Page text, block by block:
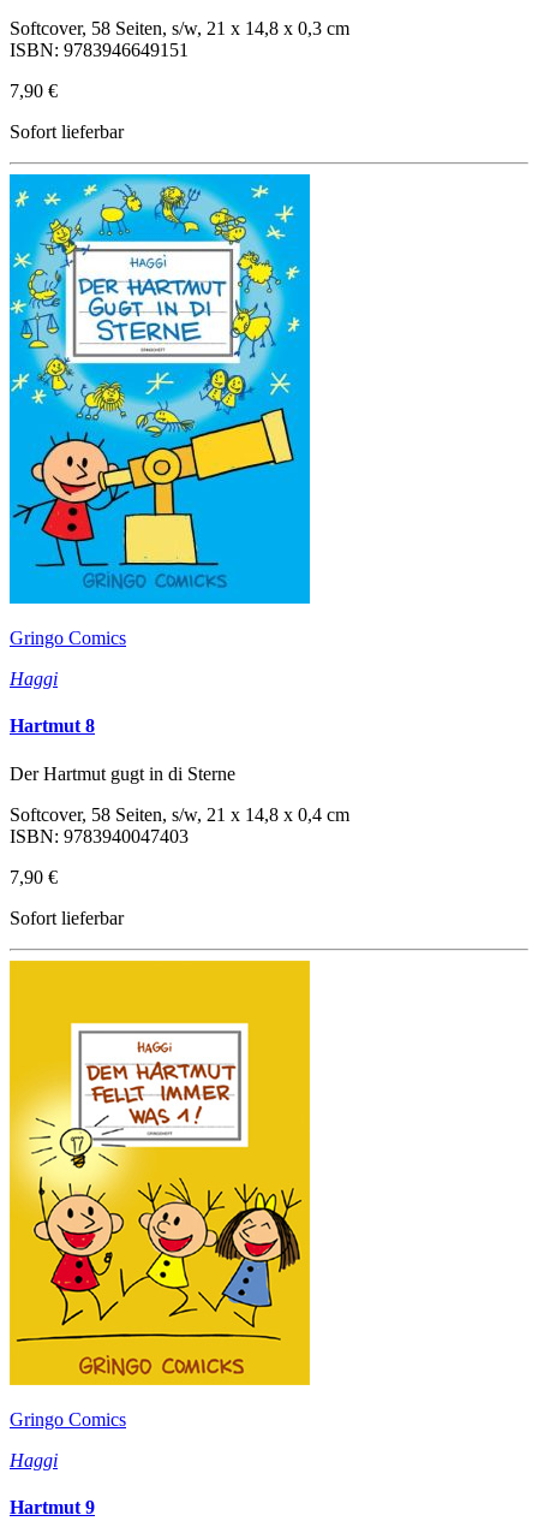
Softcover, 58 Seiten, s/w, 21 x 14,8 x 0,3 cm
ISBN: 9783946649151
7,90 €
Sofort lieferbar
Gringo Comics
Haggi
Hartmut 8
Der Hartmut gugt in di Sterne
Softcover, 58 Seiten, s/w, 21 x 14,8 x 0,4 cm
ISBN: 9783940047403
7,90 €
Sofort lieferbar
Gringo Comics
Haggi
Hartmut 9